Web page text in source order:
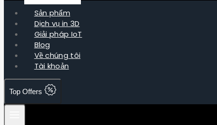
Sản phẩm
Dịch vụ in 3D
Giải pháp IoT
Blog
Về chúng tôi
Tài khoản
Top Offers